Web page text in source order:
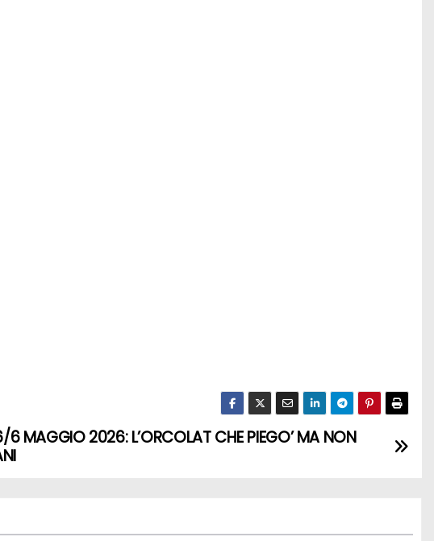
MAGGIO 2026: L’ORCOLAT CHE PIEGO’ MA NON